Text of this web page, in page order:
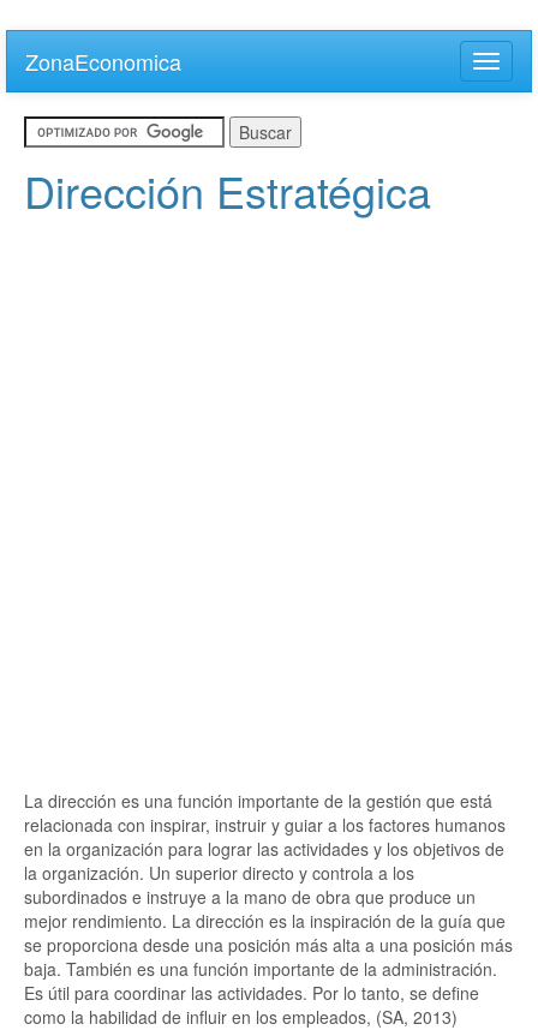
main
content
ZonaEconomica
Toggle
Dirección Estratégica
La dirección es una función importante de la gestión que está
relacionada con inspirar, instruir y guiar a los factores humanos
en la organización para lograr las actividades y los objetivos de
la organización. Un superior directo y controla a los
subordinados e instruye a la mano de obra que produce un
mejor rendimiento. La dirección es la inspiración de la guía que
se proporciona desde una posición más alta a una posición más
baja. También es una función importante de la administración.
Es útil para coordinar las actividades. Por lo tanto, se define
como la habilidad de influir en los empleados, (SA, 2013)